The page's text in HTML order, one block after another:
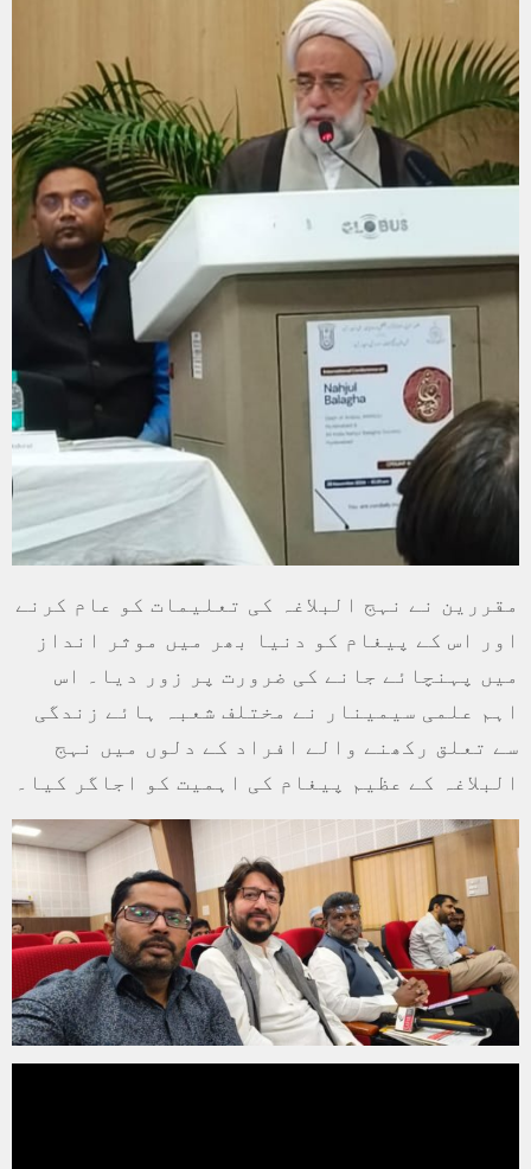
مقررین نے نہج البلاغہ کی تعلیمات کو عام کرنے
اور اس کے پیغام کو دنیا بھر میں موثر انداز
میں پہنچائے جانے کی ضرورت پر زور دیا۔ اس
اہم علمی سیمینار نے مختلف شعبہ ہائے زندگی
سے تعلق رکھنے والے افراد کے دلوں میں نہج
البلاغہ کے عظیم پیغام کی اہمیت کو اجاگر کیا۔